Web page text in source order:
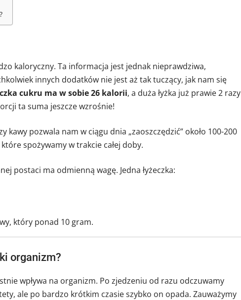
kaloryczny. Ta informacja jest jednak nieprawdziwa,
innych dodatków nie jest aż tak tuczący, jak nam się
cukru ma w sobie 26 kalorii, a duża łyżka już prawie 2 razy
ta suma jeszcze wzrośnie!
kawy pozwala nam w ciągu dnia „zaoszczędzić” około 100-200
spożywamy w trakcie całej doby.
postaci ma odmienną wagę. Jedna łyżeczka:
który ponad 10 gram.
organizm?
wpływa na organizm. Po zjedzeniu od razu odczuwamy
ale po bardzo krótkim czasie szybko on opada. Zauważymy